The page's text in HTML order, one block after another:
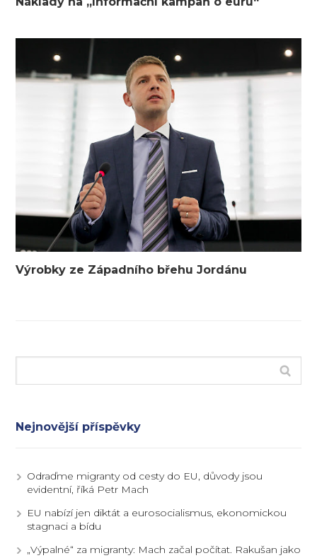
Výrobky ze Západního břehu Jordánu
Nejnovější příspěvky
Odraďme migranty od cesty do EU, důvody jsou
evidentní, říká Petr Mach
EU nabízí jen diktát a eurosocialismus, ekonomickou
stagnaci a bídu
„Výpalné“ za migranty: Mach začal počítat. Rakušan jako